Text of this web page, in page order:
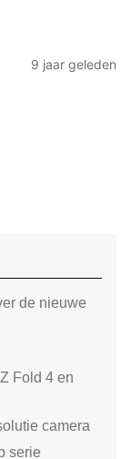
9 jaar geleden
de nieuwe
Fold 4 en
camera
serie